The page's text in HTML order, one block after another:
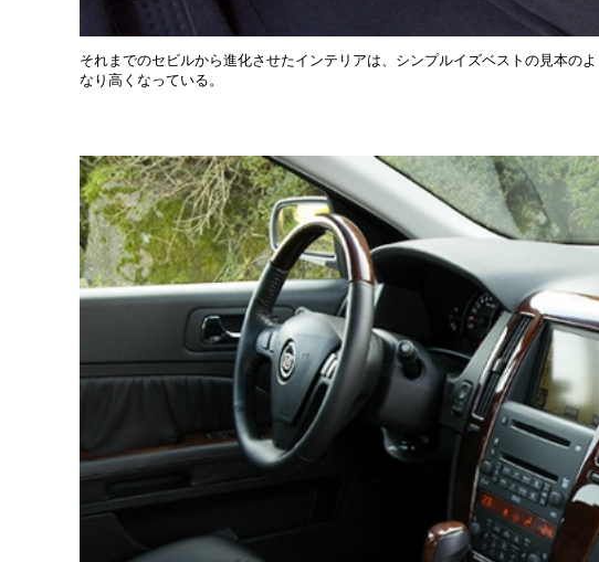
それまでのセビルから進化させたインテリアは、シンプルイズベストの見本の
なり高くなっている。